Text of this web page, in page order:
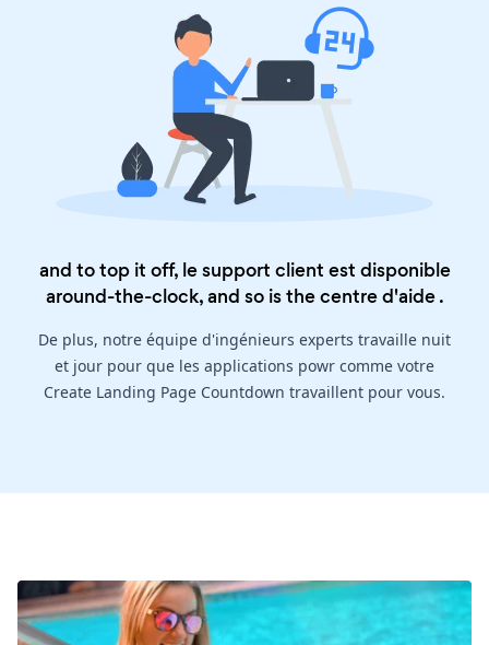
and to top it off, le support client est disponible
around-the-clock, and so is thecentre d'aide.
De plus, notre équipe d'ingénieurs experts travaille nuit
et jour pour que les applications powr comme votre
Create Landing Page Countdown travaillent pour vous.